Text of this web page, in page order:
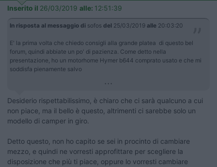
Inserito il 26/03/2019 alle: 12:51:39
In risposta al messaggio di sofos del 25/03/2019 alle 20:03:20
E' la prima volta che chiedo consigli alla grande platea di questo bel
forum, quindi abbiate un po' di pazienza. Come detto nella
presentazione, ho un motorhome Hymer b644 comprato usato e che mi
soddisfa pienamente salvo
...
Desiderio rispettabilissimo, è chiaro che ci sarà qualcuno a cui
non piace, ma il bello è questo, altrimenti ci sarebbe solo un
modello di camper in giro.
Detto questo, non ho capito se sei in procinto di cambiare
mezzo, e quindi ne vorresti approfittare per scegliere la
disposizione che più ti piace, oppure lo vorresti cambiare